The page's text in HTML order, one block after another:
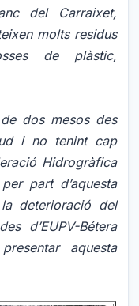
del Carraixet,
molts residus
de plàstic,
dos mesos des
i no tenint cap
Hidrogràfica
part d’aquesta
deterioració del
d’EUPV-Bétera
aquesta